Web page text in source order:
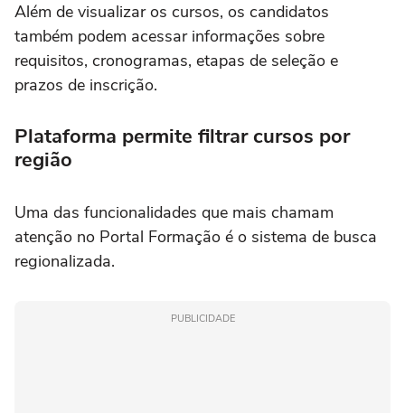
Além de visualizar os cursos, os candidatos
também podem acessar informações sobre
requisitos, cronogramas, etapas de seleção e
prazos de inscrição.
Plataforma permite filtrar cursos por
região
Uma das funcionalidades que mais chamam
atenção no Portal Formação é o sistema de busca
regionalizada.
PUBLICIDADE